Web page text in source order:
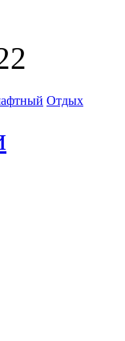
Отдых